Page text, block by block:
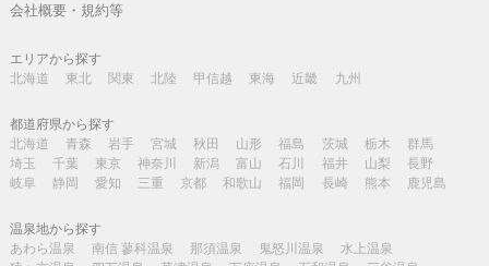
会社概要・規約等
エリアから探す
北海道
東北 関東 北陸 甲信越 東海 近畿 九州
都道府県から探す
北海道
青森 岩手 宮城 秋田 山形 福島 茨城 栃木
群馬
埼玉
千葉 東京 神奈川 新潟 富山 石川 福井 山梨
長野
岐阜
静岡 愛知 三重 京都 和歌山 福岡 長崎 熊本 鹿児島
温泉地から探す
あわら温泉
南信 蓼科温泉 那須温泉 鬼怒川温泉
水上温泉